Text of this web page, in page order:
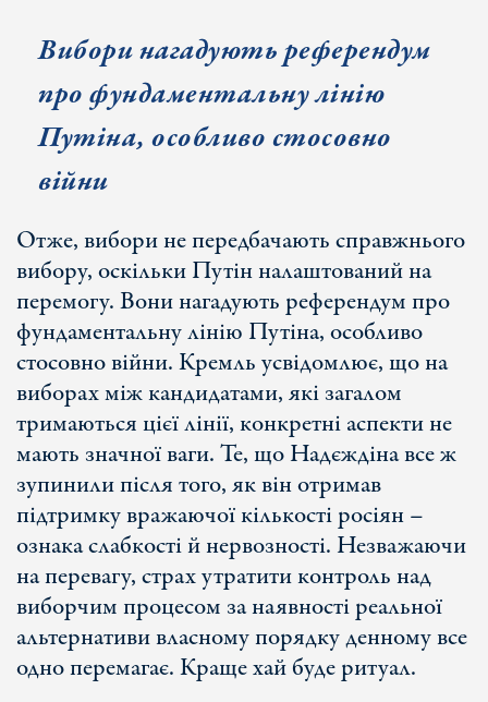
Вибори нагадують референдум
про фундаментальну лінію
Путіна, особливо стосовно
війни
Отже, вибори не передбачають справжнього
вибору, оскільки Путін налаштований на
перемогу. Вони нагадують референдум про
фундаментальну лінію Путіна, особливо
стосовно війни. Кремль усвідомлює, що на
виборах між кандидатами, які загалом
тримаються цієї лінії, конкретні аспекти не
мають значної ваги. Те, що Надєждіна все ж
зупинили після того, як він отримав
підтримку вражаючої кількості росіян –
ознака слабкості й нервозності. Незважаючи
на перевагу, страх утратити контроль над
виборчим процесом за наявності реальної
альтернативи власному порядку денному все
одно перемагає. Краще хай буде ритуал.